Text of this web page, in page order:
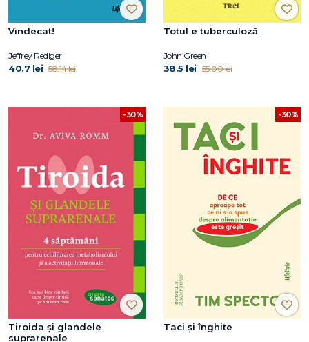
Vindecat!
Jeffrey Rediger
40.7 lei 58.14 lei
Totul e tuberculoză
John Green
38.5 lei 55.00 lei
-30%
Tiroida și glandele
suprarenale
-30%
Taci și înghite